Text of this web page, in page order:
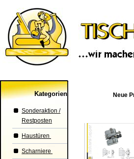
Kategorien
Sonderaktion /
Restposten
Haustüren
Scharniere
Neue